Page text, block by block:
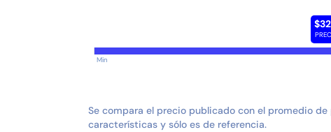
Min
Se compara el precio publicado con el promedio
características y sólo es de referencia.